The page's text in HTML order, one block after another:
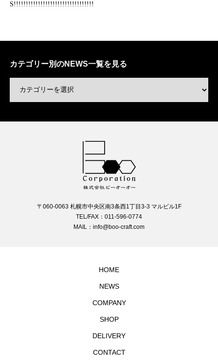
S!!!!!!!!!!!!!!!!!!!!!!!!!!!!!!!!!
カテゴリー別のNEWS一覧を見る
〒060-0063 札幌市中央区南3条西1丁目3-3 マルビル1F
TEL/FAX：011-596-0774
MAIL：info@boo-craft.com
HOME
NEWS
COMPANY
SHOP
DELIVERY
CONTACT